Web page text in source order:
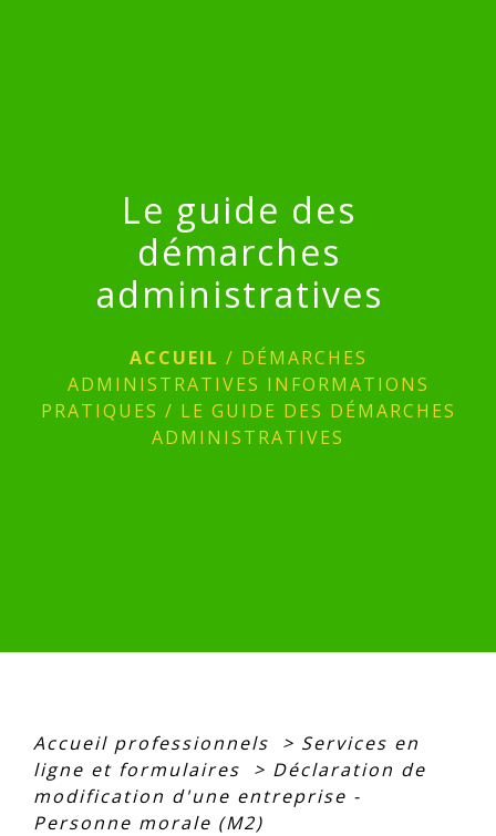
Le guide des
démarches
administratives
ACCUEIL / DÉMARCHES
ADMINISTRATIVES INFORMATIONS
PRATIQUES / LE GUIDE DES DÉMARCHES
ADMINISTRATIVES
Accueil professionnels > Services en
ligne et formulaires
> Déclaration de
modification d'une entreprise -
Personne morale (M2)